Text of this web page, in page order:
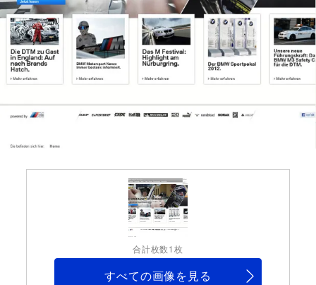
合計枚数1枚
すべての画像を見る